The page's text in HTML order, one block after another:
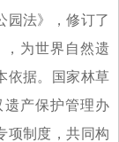
园法》，修订了
，为世界自然遗
依据。国家林草
产保护管理办
项制度，共同构